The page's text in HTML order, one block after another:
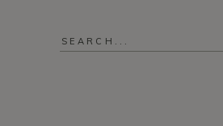
Search